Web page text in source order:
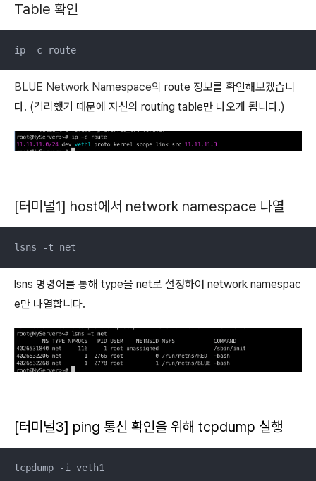
Table 확인
ip -c route
BLUE Network Namespace의 route 정보를 확인해보겠습니
다. (격리했기 때문에 자신의 routing table만 나오게 됩니다.)
[터미널1] host에서 network namespace 나열
lsns -t net
lsns 명령어를 통해 type을 net로 설정하여 network namespac
e만 나열합니다.
[터미널3] ping 통신 확인을 위해 tcpdump 실행
tcpdump -i veth1